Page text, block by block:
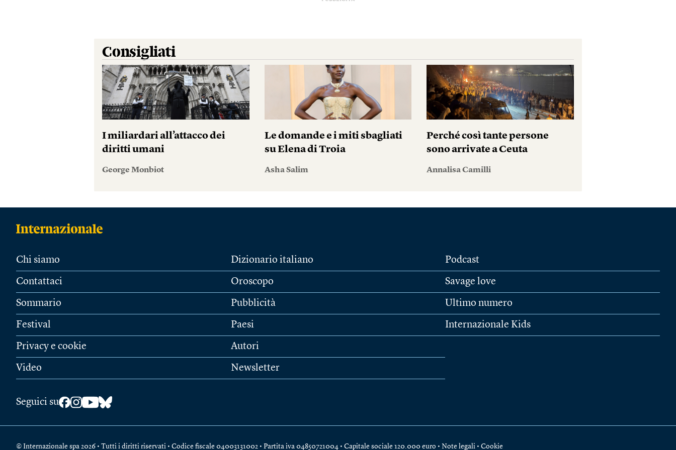
Consigliati
I miliardari all’attacco dei
diritti umani
George Monbiot
Le domande e i miti sbagliati
su Elena di Troia
Asha Salim
Perché così tante persone
sono arrivate a Ceuta
Annalisa Camilli
Chi siamo
Contattaci
Sommario
Festival
Privacy e cookie
Video
Dizionario italiano
Oroscopo
Pubblicità
Paesi
Autori
Newsletter
Podcast
Savage love
Ultimo numero
Internazionale Kids
Seguici su
© Internazionale spa 2026 • Tutti i diritti riservati • Codice fiscale 04003131002 • Partita iva 04850721004 • Capitale sociale 120.000 euro • Note legali • Cookie